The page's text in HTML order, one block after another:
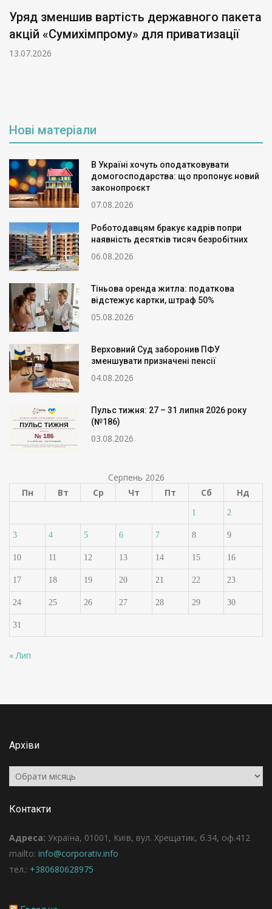
Уряд зменшив вартість державного пакета
акцій «Сумихімпрому» для приватизації
13.07.2026
Нові матеріали
В Україні хочуть оподатковувати
домогосподарства: що пропонує новий
законопроєкт
07.08.2026
Роботодавцям бракує кадрів попри
наявність десятків тисяч безробітних
06.08.2026
Тіньова оренда житла: податкова
відстежує картки, штраф 50%
05.08.2026
Верховний Суд заборонив ПФУ
зменшувати призначені пенсії
04.08.2026
Пульс тижня: 27 – 31 липня 2026 року
(№186)
03.08.2026
Серпень 2026
Пн
Вт Ср Чт Пт Сб Нд
1 2
3 4 5 6 7 8 9
10 11 12 13 14 15 16
17 18 19 20 21 22 23
24 25 26 27 28 29 30
31
« Лип
Архіви
Архіви
Контакти
Адреса: Україна, 01001, Київ, вул. Хрещатик, б.34, оф.412
mailto: info@corporativ.info
тел.: +380680628975